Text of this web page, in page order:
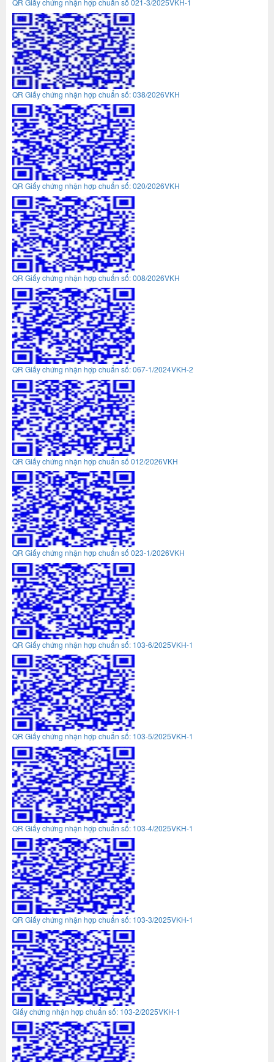
QR Giấy chứng nhận hợp chuẩn số 021-3/2025VKH-1
QR Giấy chứng nhận hợp chuẩn số: 038/2026VKH
QR Giấy chứng nhận hợp chuẩn số: 020/2026VKH
QR Giấy chứng nhận hợp chuẩn số: 008/2026VKH
QR Giấy chứng nhận hợp chuẩn số: 067-1/2024VKH-2
QR Giấy chứng nhận hợp chuẩn số 012/2026VKH
QR Giấy chứng nhận hợp chuẩn số 023-1/2026VKH
QR Giấy chứng nhận hợp chuẩn số: 103-6/2025VKH-1
QR Giấy chứng nhận hợp chuẩn số: 103-5/2025VKH-1
QR Giấy chứng nhận hợp chuẩn số: 103-4/2025VKH-1
QR Giấy chứng nhận hợp chuẩn số: 103-3/2025VKH-1
Giấy chứng nhận hợp chuẩn số: 103-2/2025VKH-1